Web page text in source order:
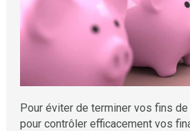
Pour éviter de terminer vos fins
pour contrôler efficacement vos